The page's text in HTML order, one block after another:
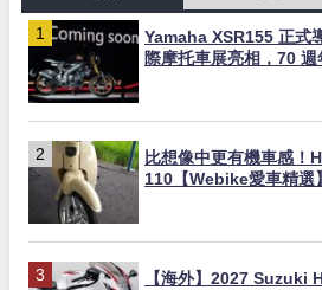
Yamaha XSR155 正式
際摩托車展亮相，70
比想像中更有機車感！
110【Webike愛車精選】
【海外】2027 Suzuki